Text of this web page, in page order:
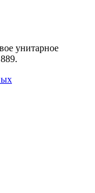
унитарное
.